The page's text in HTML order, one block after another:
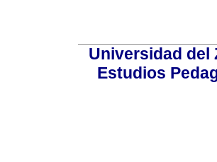
Universidad del
Estudios